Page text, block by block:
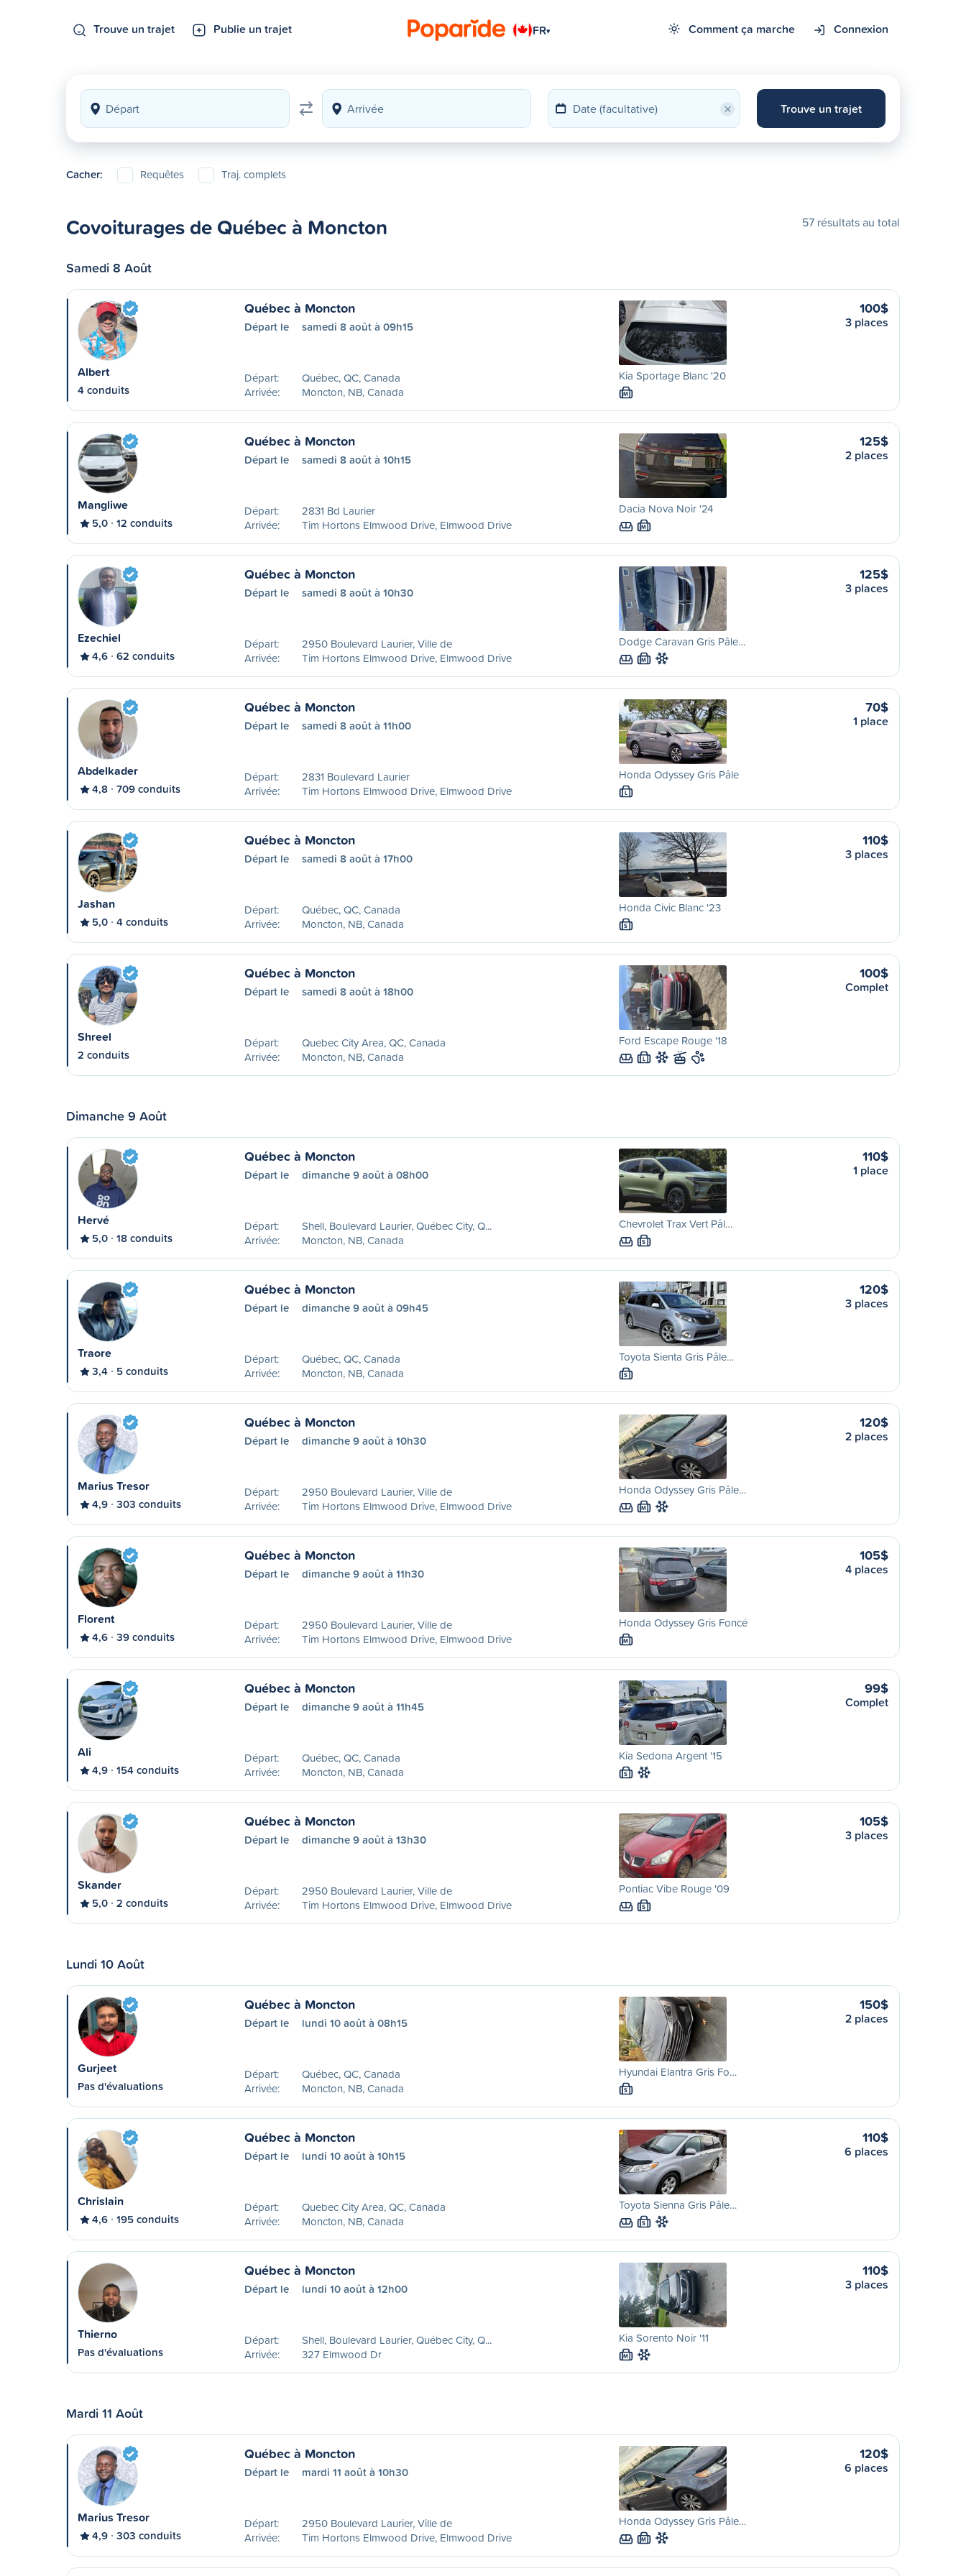
Trouve un trajet Publie un trajet FR▾ Comment ça marche Connexion
× Trouve un trajet
Cacher: Requêtes Traj. complets
Covoiturages de Québec à Moncton 57 résultats au total
Samedi 8 Août
Albert
4 conduits
Québec à Moncton
Départ le samedi 8 août à 09h15
Départ:
Québec, QC, Canada
Arrivée:
Moncton, NB, Canada
Kia Sportage Blanc '20
M
100$
3 places
Mangliwe
5,0 12 conduits
Québec à Moncton
Départ le samedi 8 août à 10h15
Départ:
2831 Bd Laurier
Arrivée:
Tim Hortons Elmwood Drive, Elmwood Drive
Dacia Nova Noir '24
M
125$
2 places
Ezechiel
4,6 62 conduits
Québec à Moncton
Départ le samedi 8 août à 10h30
Départ:
2950 Boulevard Laurier, Ville de
Arrivée:
Tim Hortons Elmwood Drive, Elmwood Drive
Dodge Caravan Gris Pâle…
M
125$
3 places
Abdelkader
4,8 709 conduits
Québec à Moncton
Départ le samedi 8 août à 11h00
Départ:
2831 Boulevard Laurier
Arrivée:
Tim Hortons Elmwood Drive, Elmwood Drive
Honda Odyssey Gris Pâle
L
70$
1 place
Jashan
5,0 4 conduits
Québec à Moncton
Départ le samedi 8 août à 17h00
Départ:
Québec, QC, Canada
Arrivée:
Moncton, NB, Canada
Honda Civic Blanc '23
S
110$
3 places
Shreel
2 conduits
Québec à Moncton
Départ le samedi 8 août à 18h00
Départ:
Quebec City Area, QC, Canada
Arrivée:
Moncton, NB, Canada
Ford Escape Rouge '18
L
100$
Complet
Dimanche 9 Août
Hervé
5,0 18 conduits
Québec à Moncton
Départ le dimanche 9 août à 08h00
Départ:
Shell, Boulevard Laurier, Québec City, Q...
Arrivée:
Moncton, NB, Canada
Chevrolet Trax Vert Pâl…
S
110$
1 place
Traore
3,4 5 conduits
Québec à Moncton
Départ le dimanche 9 août à 09h45
Départ:
Québec, QC, Canada
Arrivée:
Moncton, NB, Canada
Toyota Sienta Gris Pâle…
S
120$
3 places
Marius Tresor
4,9 303 conduits
Québec à Moncton
Départ le dimanche 9 août à 10h30
Départ:
2950 Boulevard Laurier, Ville de
Arrivée:
Tim Hortons Elmwood Drive, Elmwood Drive
Honda Odyssey Gris Pâle…
M
120$
2 places
Florent
4,6 39 conduits
Québec à Moncton
Départ le dimanche 9 août à 11h30
Départ:
2950 Boulevard Laurier, Ville de
Arrivée:
Tim Hortons Elmwood Drive, Elmwood Drive
Honda Odyssey Gris Foncé
M
105$
4 places
Ali
4,9 154 conduits
Québec à Moncton
Départ le dimanche 9 août à 11h45
Départ:
Québec, QC, Canada
Arrivée:
Moncton, NB, Canada
Kia Sedona Argent '15
S
99$
Complet
Skander
5,0 2 conduits
Québec à Moncton
Départ le dimanche 9 août à 13h30
Départ:
2950 Boulevard Laurier, Ville de
Arrivée:
Tim Hortons Elmwood Drive, Elmwood Drive
Pontiac Vibe Rouge '09
S
105$
3 places
Lundi 10 Août
Gurjeet
Pas d'évaluations
Québec à Moncton
Départ le lundi 10 août à 08h15
Départ:
Québec, QC, Canada
Arrivée:
Moncton, NB, Canada
Hyundai Elantra Gris Fo…
S
150$
2 places
Chrislain
4,6 195 conduits
Québec à Moncton
Départ le lundi 10 août à 10h15
Départ:
Quebec City Area, QC, Canada
Arrivée:
Moncton, NB, Canada
Toyota Sienna Gris Pâle…
S
110$
6 places
Thierno
Pas d'évaluations
Québec à Moncton
Départ le lundi 10 août à 12h00
Départ:
Shell, Boulevard Laurier, Québec City, Q...
Arrivée:
327 Elmwood Dr
Kia Sorento Noir '11
M
110$
3 places
Mardi 11 Août
Marius Tresor
4,9 303 conduits
Québec à Moncton
Départ le mardi 11 août à 10h30
Départ:
2950 Boulevard Laurier, Ville de
Arrivée:
Tim Hortons Elmwood Drive, Elmwood Drive
Honda Odyssey Gris Pâle…
M
120$
6 places